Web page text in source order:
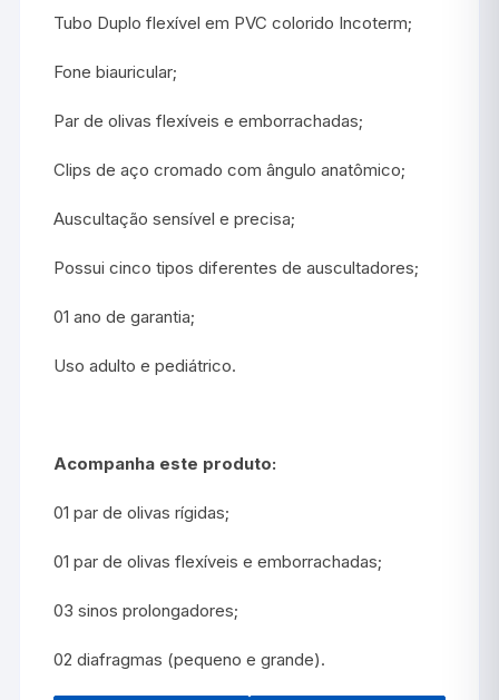
Tubo Duplo flexível em PVC colorido Incoterm;
Fone biauricular;
Par de olivas flexíveis e emborrachadas;
Clips de aço cromado com ângulo anatômico;
Auscultação sensível e precisa;
Possui cinco tipos diferentes de auscultadores;
01 ano de garantia;
Uso adulto e pediátrico.
Acompanha este produto:
01 par de olivas rígidas;
01 par de olivas flexíveis e emborrachadas;
03 sinos prolongadores;
02 diafragmas (pequeno e grande).